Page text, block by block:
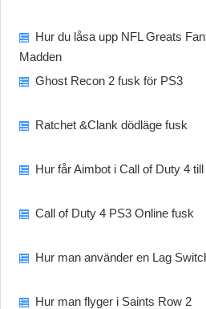
Hur du låsa upp NFL Greats
Madden
Ghost Recon 2 fusk för PS3
Ratchet &Clank dödläge fusk
Hur får Aimbot i Call of Duty 4
Call of Duty 4 PS3 Online fusk
Hur man använder en Lag
Hur man flyger i Saints Row 2